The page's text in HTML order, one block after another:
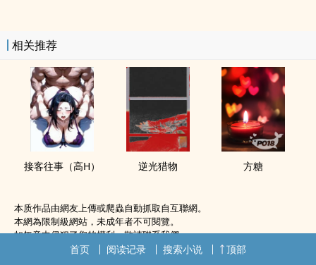
相关推荐
接客往事（‍高‎H‍‍‌） 逆光猎物 方糖
本质作品由網友上傳或爬蟲自動抓取自互聯網。
本網為限制級網站，未成年者不可閱覽。
如無意中侵犯了您的權利，敬請聯系我們。
首页 阅读记录 搜索小说 顶部